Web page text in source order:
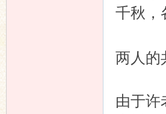
千秋，
两人的
由于许